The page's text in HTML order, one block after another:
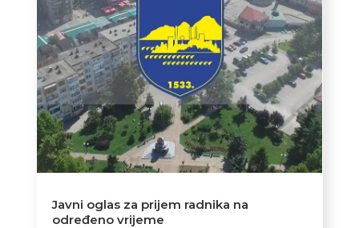
Javni oglas za prijem radnika na
određeno vrijeme